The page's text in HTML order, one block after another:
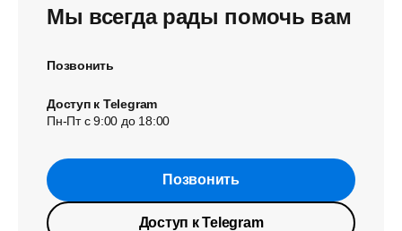
Мы всегда рады помочь вам
Позвонить
Доступ к Telegram
Пн-Пт с 9:00 до 18:00
Позвонить
Доступ к Telegram